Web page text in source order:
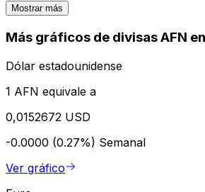
Mostrar más
Más gráficos de divisas AFN
Dólar estadounidense
1 AFN equivale a
0,0152672 USD
-0.0000 (0.27%) Semanal
Ver gráfico